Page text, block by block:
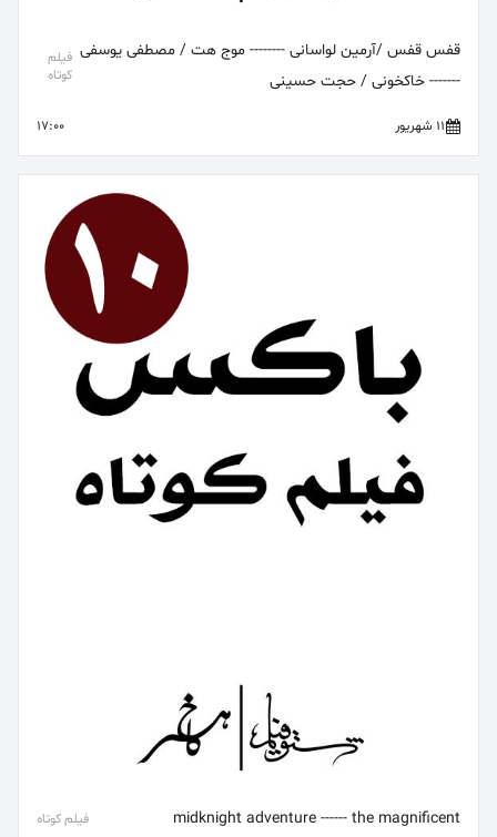
قفس قفس /آرمین لواسانی -------- موج هت / مصطفی یوسفی
------- خاکخونی / حجت حسینی
فیلم
کوتاه
11 شهریور 17:00
midknight adventure ------ the magnificent فیلم کوتاه